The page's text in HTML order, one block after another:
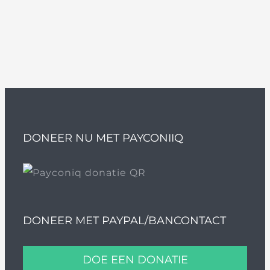
DONEER NU MET PAYCONIIQ
DONEER MET PAYPAL/BANCONTACT
DOE EEN DONATIE